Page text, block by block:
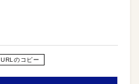
URLのコピー